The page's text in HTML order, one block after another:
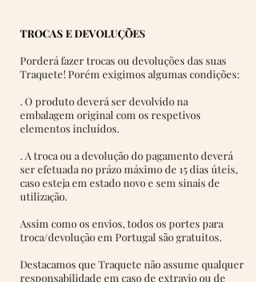
TROCAS E DEVOLUÇÕES
Porderá fazer trocas ou devoluções das suas
Traquete! Porém exigimos algumas condições:
. O produto deverá ser devolvido na
embalagem original com os respetivos
elementos incluídos.
. A troca ou a devolução do pagamento deverá
ser efetuada no prázo máximo de 15 dias úteis,
caso esteja em estado novo e sem sinais de
utilização.
Assim como os envios, todos os portes para
troca/devolução em Portugal são gratuitos.
Destacamos que Traquete não assume qualquer
responsabilidade em caso de extravio ou de